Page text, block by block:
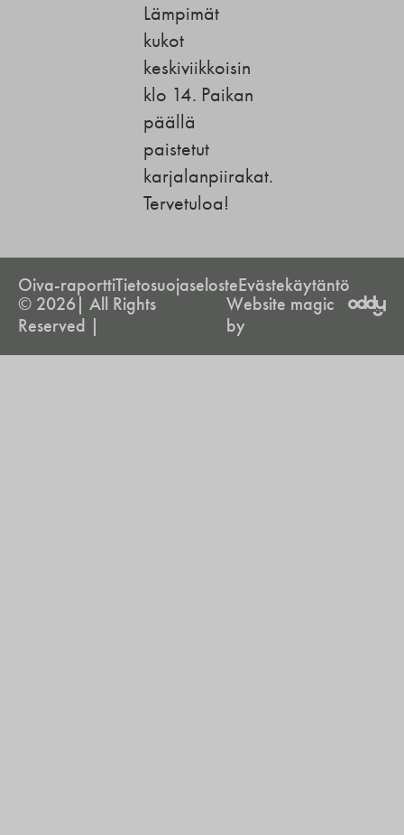
Lämpimät
kukot
keskiviikkoisin
klo 14. Paikan
päällä
paistetut
karjalanpiirakat.
Tervetuloa!
Oiva-raporttiTietosuojaselosteEvästekäytäntö
© 2026| All Rights
Reserved |
Website magic
by